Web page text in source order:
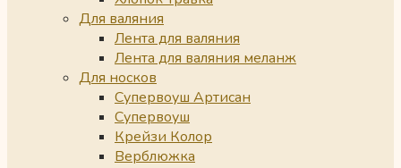
Для валяния
Лента для валяния
Лента для валяния меланж
Для носков
Супервоуш Артисан
Супервоуш
Крейзи Колор
Верблюжка